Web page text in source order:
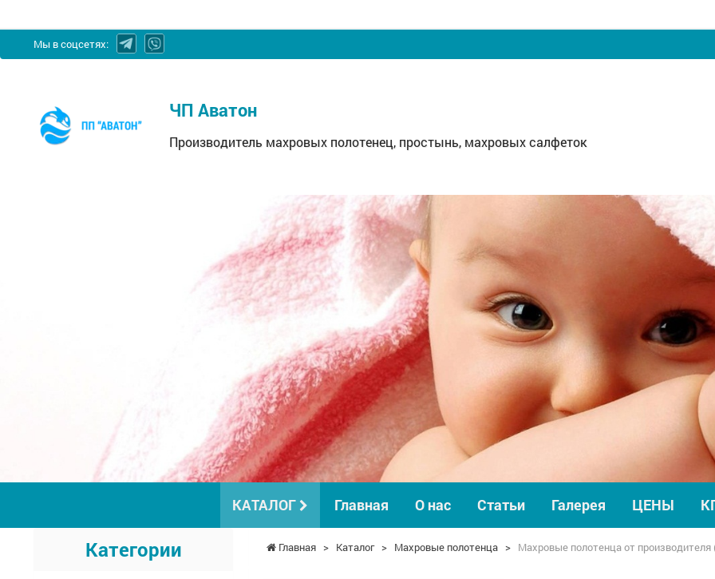
Мы в соцсетях:
Аватон
ЧП Аватон
Производитель махровых полотенец, простынь, махровых салфеток
КАТАЛОГ Главная О нас Статьи Галерея ЦЕНЫ
Главная > Каталог > Махровые полотенца > Махровые полотенца от
Категории